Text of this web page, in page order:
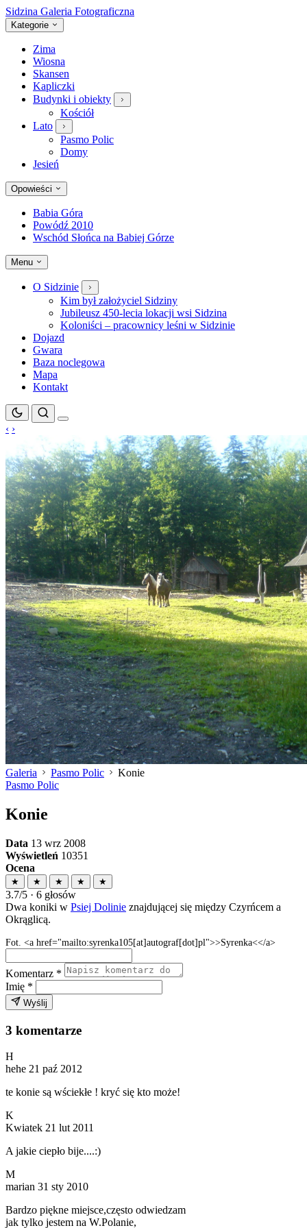
Sidzina Galeria Fotograficzna
Kategorie
Zima
Wiosna
Skansen
Kapliczki
Budynki i obiekty
Kościół
Lato
Pasmo Polic
Domy
Jesień
Opowieści
Babia Góra
Powódź 2010
Wschód Słońca na Babiej Górze
Menu
O Sidzinie
Kim był założyciel Sidziny
Jubileusz 450-lecia lokacji wsi Sidzina
Koloniści – pracownicy leśni w Sidzinie
Dojazd
Gwara
Baza noclegowa
Mapa
Kontakt
‹ ›
Galeria Pasmo Polic
Konie
Pasmo Polic
Konie
Data 13 wrz 2008
Wyświetleń 10351
Ocena
★ ★ ★ ★ ★
3.7/5 · 6 głosów
Dwa koniki w Psiej Dolinie znajdującej się między Czyrńcem a
Okrąglicą.
Fot. <a href="mailto:syrenka105[at]autograf[dot]pl">>Syrenka<</a>
Komentarz *
Imię *
Wyślij
3 komentarze
H
hehe 21 paź 2012
te konie są wściekłe ! kryć się kto może!
K
Kwiatek 21 lut 2011
A jakie ciepło bije....:)
M
marian 31 sty 2010
Bardzo piękne miejsce,często odwiedzam
jak tylko jestem na W.Polanie,